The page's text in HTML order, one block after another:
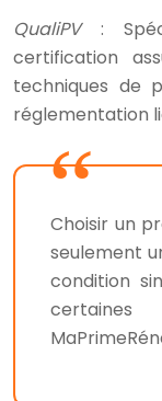
QualiPV:
certification
techniques de
réglementation
Choisir un
seulement
condition
certaines